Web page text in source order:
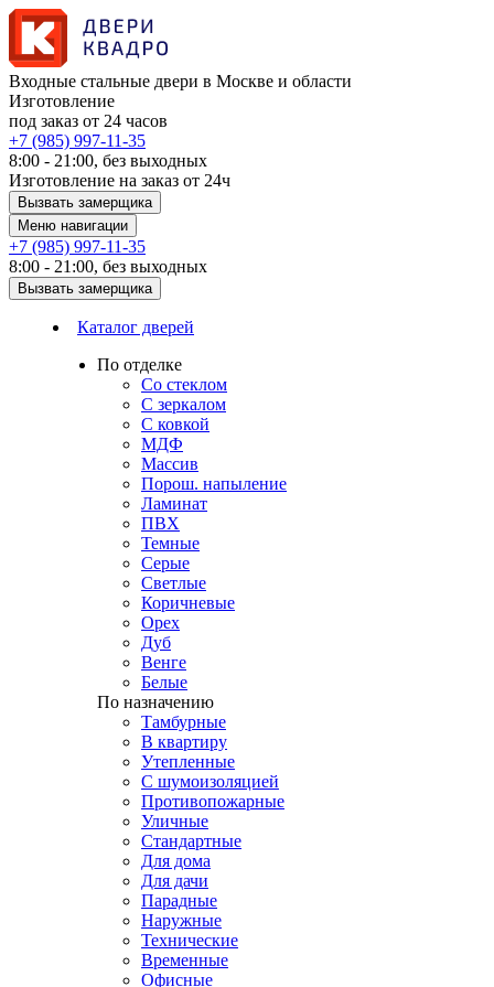
Входные стальные двери в Москве и области
Изготовление
под заказ от 24 часов
+7 (985) 997-11-35
8:00 - 21:00, без выходных
Изготовление на заказ от 24ч
Вызвать замерщика
Меню навигации
+7 (985) 997-11-35
8:00 - 21:00, без выходных
Вызвать замерщика
Каталог дверей
По отделке
Со стеклом
С зеркалом
С ковкой
МДФ
Массив
Порош. напыление
Ламинат
ПВХ
Темные
Серые
Светлые
Коричневые
Орех
Дуб
Венге
Белые
По назначению
Тамбурные
В квартиру
Утепленные
С шумоизоляцией
Противопожарные
Уличные
Стандартные
Для дома
Для дачи
Парадные
Наружные
Технические
Временные
Офисные